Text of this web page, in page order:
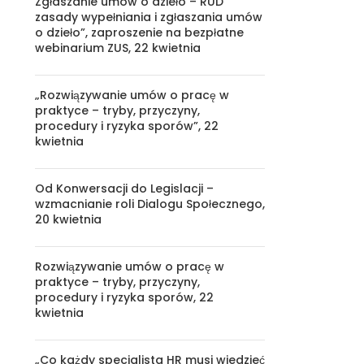
zasady wypełniania i zgłaszania umów
o dzieło”, zaproszenie na bezpłatne
webinarium ZUS, 22 kwietnia
„Rozwiązywanie umów o pracę w
praktyce – tryby, przyczyny,
procedury i ryzyka sporów”, 22
kwietnia
Od Konwersacji do Legislacji –
wzmacnianie roli Dialogu Społecznego,
20 kwietnia
Rozwiązywanie umów o pracę w
praktyce – tryby, przyczyny,
procedury i ryzyka sporów, 22
kwietnia
„Co każdy specjalista HR musi wiedzieć